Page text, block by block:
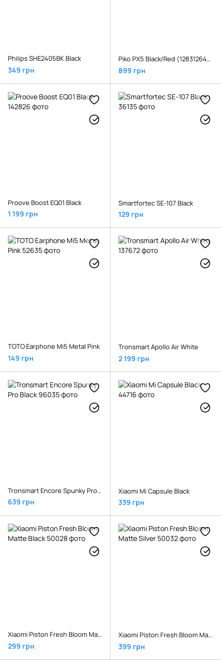
Philips SHE2405BK Black
349 грн
Piko PX5 Black/Red (1283126489815)
899 грн
Proove Boost EQ01 Black
1 199 грн
Smartfortec SE-107 Black
129 грн
TOTO Earphone Mi5 Metal Pink
149 грн
Tronsmart Apollo Air White
2 199 грн
Tronsmart Encore Spunky Pro Black
639 грн
Xiaomi Mi Capsule Black
339 грн
Xiaomi Piston Fresh Bloom Matte Black
299 грн
Xiaomi Piston Fresh Bloom Matte Silver
399 грн